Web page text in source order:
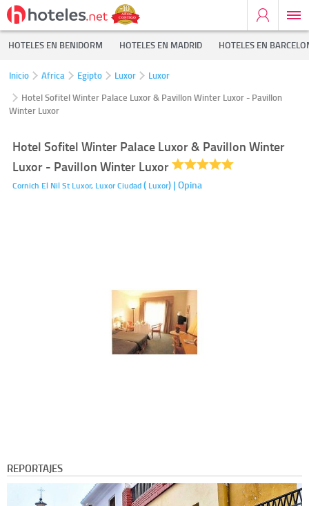
HOTELES EN BENIDORM HOTELES EN MADRID HOTELES EN
Inicio Africa Egipto Luxor
Luxor
Hotel Sofitel Winter Palace Luxor & Pavillon Winter Luxor - Pavillon
Winter Luxor
Hotel Sofitel Winter Palace Luxor & Pavillon Winter
Luxor - Pavillon Winter Luxor
Cornich El Nil St Luxor, Luxor Ciudad( Luxor) | Opina
REPORTAJES